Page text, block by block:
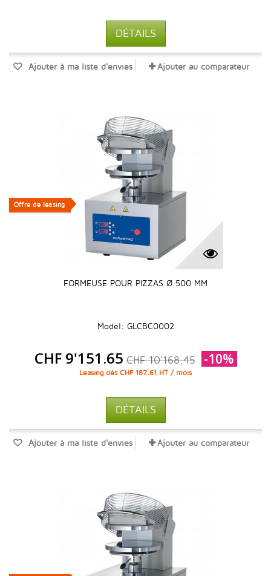
DÉTAILS
Ajouter à ma liste d'envies Ajouter au comparateur
Offre de leasing
Offre de leasing
FORMEUSE POUR PIZZAS Ø 500 MM
Model: GLCBC0002
CHF 9'151.65 CHF 10'168.45 -10%
Leasing dès CHF 187.61 HT / mois
DÉTAILS
Ajouter à ma liste d'envies Ajouter au comparateur